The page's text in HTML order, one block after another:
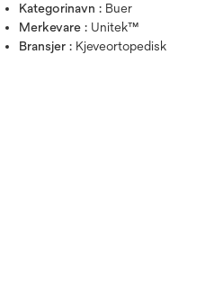
Kategorinavn : Buer
Merkevare : Unitek™
Bransjer : Kjeveortopedisk